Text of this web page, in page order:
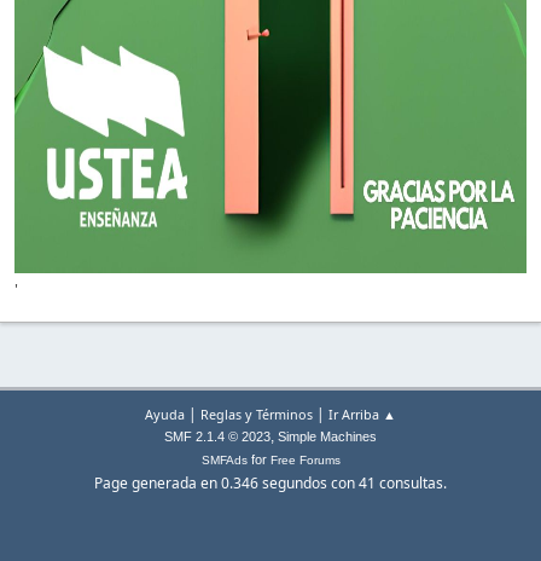
'
Ayuda | Reglas y Términos | Ir Arriba ▲
SMF 2.1.4 © 2023, Simple Machines
SMFAdsfor Free Forums
Page generada en 0.346 segundos con 41 consultas.